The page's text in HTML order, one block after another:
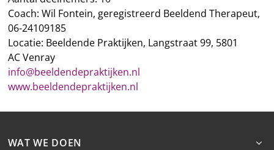
Coach: Wil Fontein, geregistreerd Beeldend Therapeut,
06-24109185
Locatie: Beeldende Praktijken, Langstraat 99, 5801
AC Venray
info@beeldendepraktijken.nl
www.beeldendepraktijken.nl
WAT WE DOEN